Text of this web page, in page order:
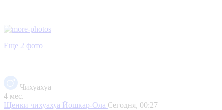
Еще 2 фото
Чихуахуа
4 мес.
Щенки чихуахуа Йошкар-Ола Сегодня, 00:27